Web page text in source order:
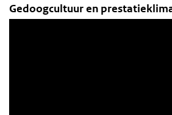
Gedoogcultuur en